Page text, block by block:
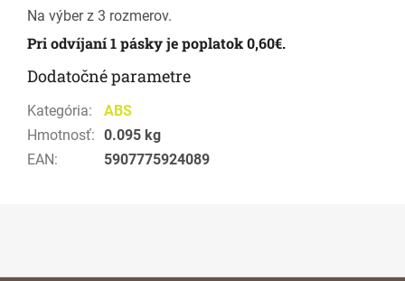
Na výber z 3 rozmerov.
Pri odvíjaní 1 pásky je poplatok 0,60€.
Dodatočné parametre
Kategória:
ABS
Hmotnosť: 0.095 kg
EAN: 5907775924089